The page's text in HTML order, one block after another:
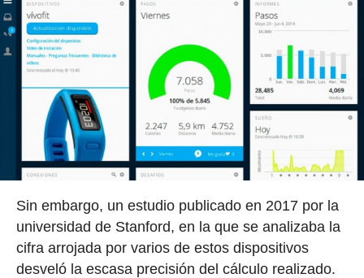
Sin embargo, un estudio publicado en 2017 por la
universidad de Stanford, en la que se analizaba la
cifra arrojada por varios de estos dispositivos
desveló la escasa precisión del cálculo realizado.